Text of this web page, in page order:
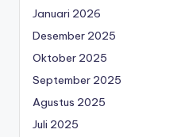
Januari 2026
Desember 2025
Oktober 2025
September 2025
Agustus 2025
Juli 2025